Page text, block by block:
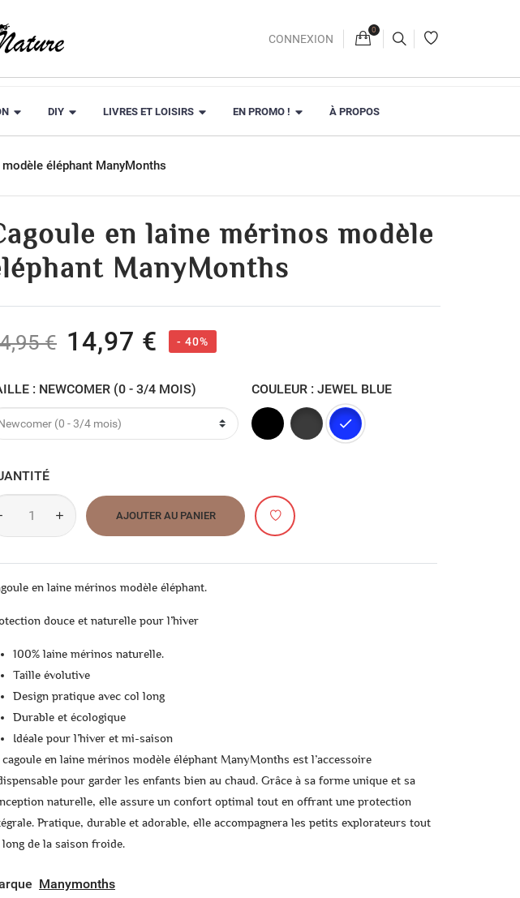
CONNEXION Panier
0
DIY LIVRES ET LOISIRS EN PROMO ! À PROPOS
éléphant ManyMonths
en laine mérinos modèle
ManyMonths
€ 14,97 € - 40%
TAILLE : NEWCOMER (0 - 3/4 MOIS)
COULEUR : JEWEL BLUE
Foggy BlackBright Silver
Jewel blue
AJOUTER AU PANIER
en laine mérinos modèle éléphant.
douce et naturelle pour l’hiver
100% laine mérinos naturelle.
Taille évolutive
Design pratique avec col long
Durable et écologique
Idéale pour l’hiver et mi-saison
cagoule en laine mérinos modèle éléphant ManyMonths est l’accessoire
pour garder les enfants bien au chaud. Grâce à sa forme unique et sa
naturelle, elle assure un confort optimal tout en offrant une protection
Pratique, durable et adorable, elle accompagnera les petits explorateurs tout
long de la saison froide.
Manymonths